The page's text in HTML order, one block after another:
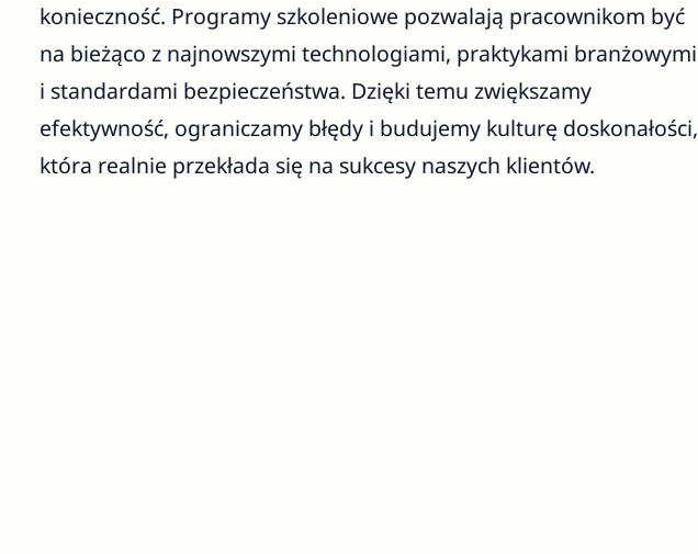
konieczność. Programy szkoleniowe pozwalają pracownikom być
na bieżąco z najnowszymi technologiami, praktykami branżowymi
i standardami bezpieczeństwa. Dzięki temu zwiększamy
efektywność, ograniczamy błędy i budujemy kulturę doskonałości,
która realnie przekłada się na sukcesy naszych klientów.